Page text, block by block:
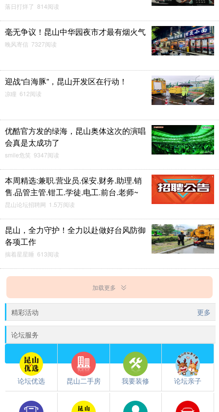
落日打烊了 814阅读
毫无争议！昆山中华园夜市才最有烟火气
晚风寄信 7327阅读
迎战“白海豚”，昆山开发区在行动！
凉瞳 612阅读
优酷官方发的绿海，昆山奥体这次的演唱
会真是太成功了
smile危笑 9347阅读
本周精选:兼职.营业员.保安.财务.助理.销
售.品管主管.钳工.学徒.电工.前台.老师~
昆山论坛招聘网 1.5万阅读
昆山，全力守护！全力以赴做好台风防御
各项工作
揣着星星睡 613阅读
加载更多
精彩活动 更多
论坛服务
论坛优选 昆山二手房 我要装修 论坛亲子